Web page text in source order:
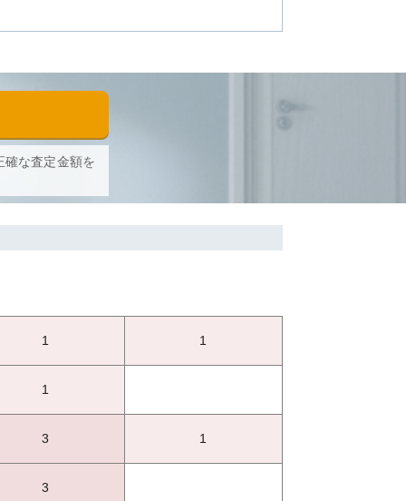
確な査定金額を
1 1
1
3 1
3